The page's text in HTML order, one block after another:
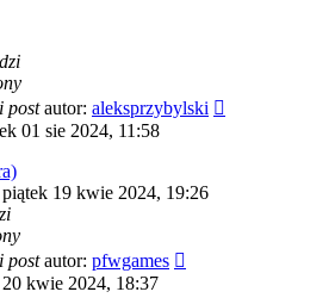
postautor: aleksprzybylski
01 sie 2024, 11:58
piątek 19 kwie 2024, 19:26
postautor: pfwgames
20 kwie 2024, 18:37